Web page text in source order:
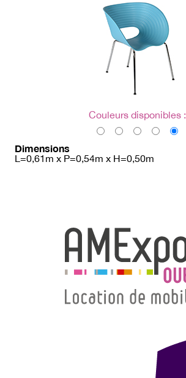
→ Types de mobilier
→ Noms / Références
Couleurs disponibles :
Dimensions
L=0,61m x P=0,54m x H=0,50m